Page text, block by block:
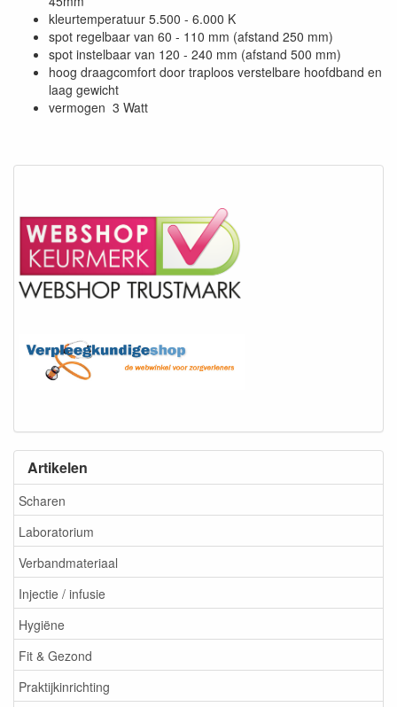
Artikelen
Scharen
Laboratorium
Verbandmateriaal
Injectie / infusie
Hygiëne
Fit & Gezond
Praktijkinrichting
kleurtemperatuur 5.500 - 6.000 K
spot regelbaar van 60 - 110 mm (afstand 250 mm)
spot instelbaar van 120 - 240 mm (afstand 500 mm)
hoog draagcomfort door traploos verstelbare hoofdband en
laag gewicht
vermogen 3 Watt